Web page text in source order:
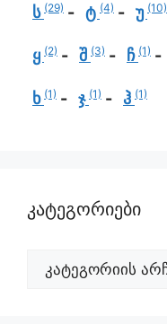
ს (29) ტ (4) უ (10)
ყ (2) შ (3) ჩ (1)
ხ (1) ჯ (1) ჰ (1)
კატეგორიები